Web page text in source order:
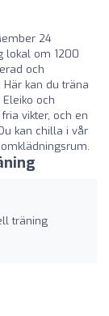
24
lokal om 1200
och
kan du träna
och
vikter, och en
kan chilla i vår
träning